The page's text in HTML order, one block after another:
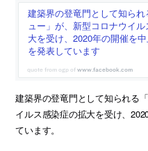
建築界の登竜門として知ら
ュー」が、新型コロナウイ
大を受け、2020年の開催を
を発表しています
www.facebook.com
建築界の登竜門として知られる「
イルス感染症の拡大を受け、
ています。